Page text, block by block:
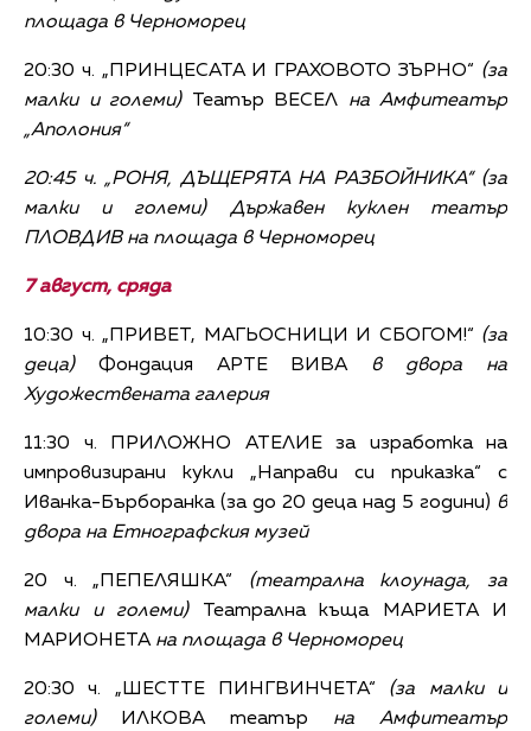
площада в Черноморец
20:30 ч. „ПРИНЦЕСАТА И ГРАХОВОТО ЗЪРНО“ (за
малки и големи)Театър ВЕСЕЛ на Амфитеатър
„Аполония“
20:45 ч. „РОНЯ, ДЪЩЕРЯТА НА РАЗБОЙНИКА“ (за
малки и големи)Държавен куклен театър
ПЛОВДИВ на площада в Черноморец
7 август, сряда
10:30 ч. „ПРИВЕТ, МАГЬОСНИЦИ И СБОГОМ!“ (за
деца)Фондация АРТЕ ВИВА в двора на
Художествената галерия
11:30 ч. ПРИЛОЖНО АТЕЛИЕ за изработка на
импровизирани кукли „Направи си приказка“ с
Иванка-Бърборанка (за до 20 деца над 5 години) в
двора на Етнографския музей
20 ч. „ПЕПЕЛЯШКА“ (театрална клоунада, за
малки и големи) Театрална къща МАРИЕТА И
МАРИОНЕТАна площада в Черноморец
20:30 ч. „ШЕСТТЕ ПИНГВИНЧЕТА“ (за малки и
големи)
ИЛКОВА театър на Амфитеатър